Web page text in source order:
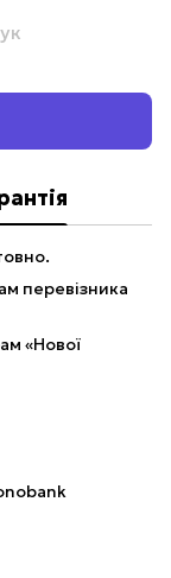
перевізника
«Нової